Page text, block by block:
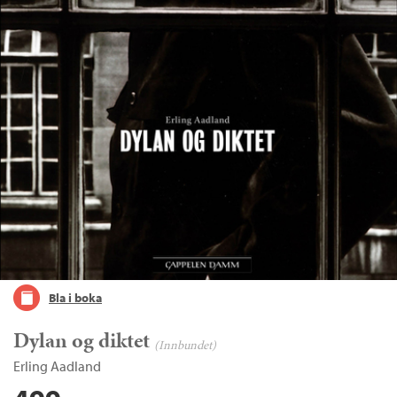
Bla i boka
Dylan og diktet (Innbundet)
Erling Aadland